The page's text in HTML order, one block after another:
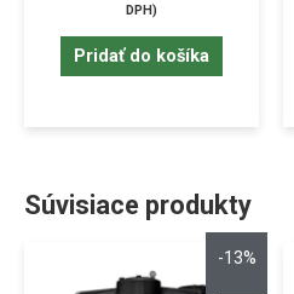
DPH)
Pridať do košíka
Súvisiace produkty
-13%